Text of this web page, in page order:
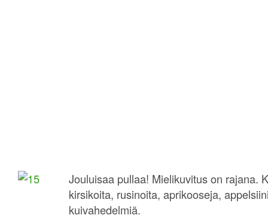
Jouluisaa pullaa! Mielikuvitus on rajana.
kirsikoita, rusinoita, aprikooseja,
kuivahedelmiä.